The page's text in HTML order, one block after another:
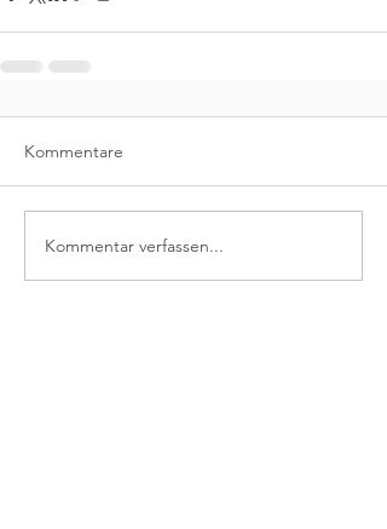
Kommentare
Kommentar verfassen...